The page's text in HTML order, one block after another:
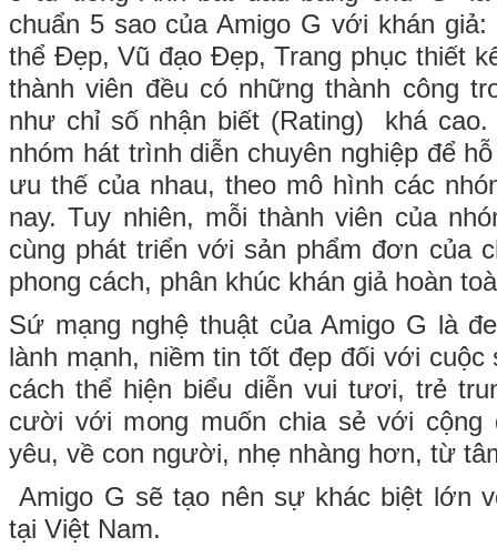
chuẩn 5 sao của Amigo G với khán
thể Đẹp, Vũ đạo Đẹp, Trang phục thiết
thành viên đều có những thành công
như chỉ số nhận biết (Rating) khá
nhóm hát trình diễn chuyên nghiệp để
ưu thế của nhau, theo mô hình các
nay. Tuy nhiên, mỗi thành viên của
cùng phát triển với sản phẩm đơn của
phong cách, phân khúc khán giả hoàn
Sứ mạng nghệ thuật của Amigo G là
lành mạnh, niềm tin tốt đẹp đối với cuộc
cách thể hiện biểu diễn vui tươi, trẻ
cười với mong muốn chia sẻ với cộng
yêu, về con người, nhẹ nhàng hơn, từ
Amigo G sẽ tạo nên sự khác biệt lớn
tại Việt Nam.